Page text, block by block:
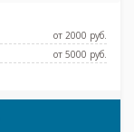
от 2000 pуб.
от 5000 pуб.